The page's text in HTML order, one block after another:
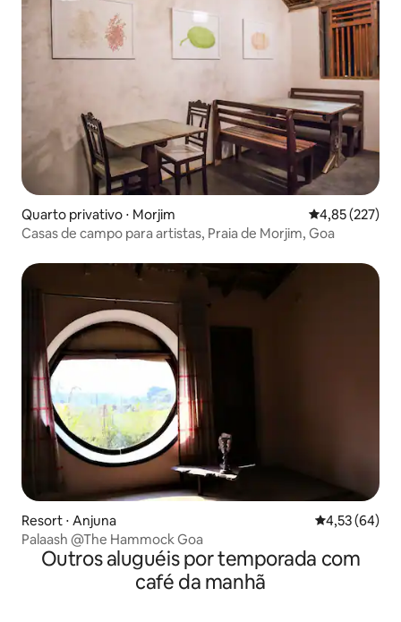
Quarto privativo ⋅ Morjim 4,85 de uma
4,85 (227)
Casas de campo para artistas, Praia de Morjim, Goa
Resort ⋅ Anjuna 4,53 de uma
4,53 (64)
Palaash @The Hammock Goa
Outros aluguéis por temporada com
café da manhã